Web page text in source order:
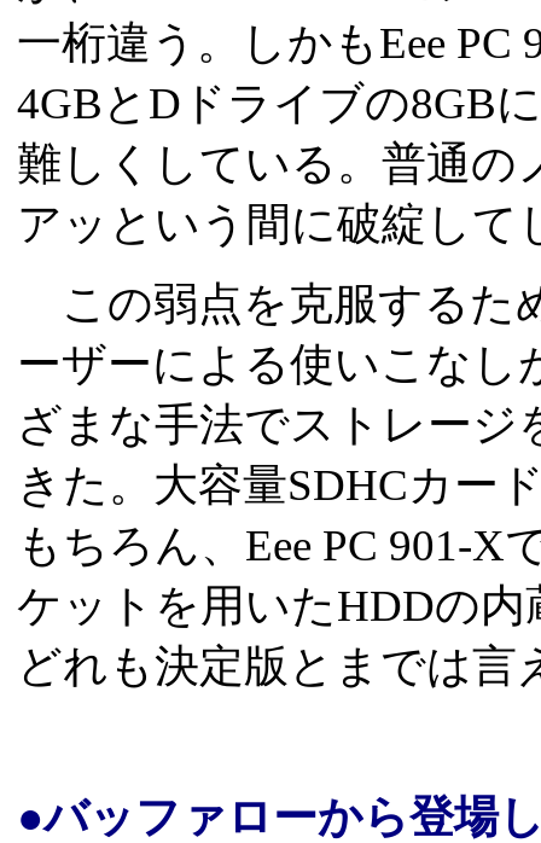
一桁違う。しかもEee
4GBとDドライブの8GB
難しくしている。普通の
アッという間に破綻して
この弱点を克服するた
ーザーによる使いこなし
ざまな手法でストレー
きた。大容量SDHCカー
もちろん、Eee PC 901-
ケットを用いたHDDの
どれも決定版とまでは言
●バッファローから登場